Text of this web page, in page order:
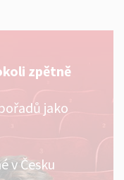
zpětně
jako
v Česku